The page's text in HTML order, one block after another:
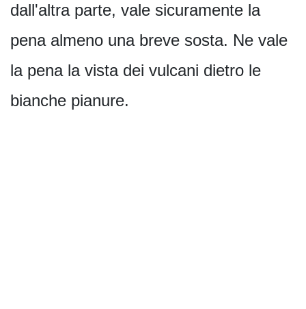
dall'altra parte, vale sicuramente la
pena almeno una breve sosta. Ne vale
la pena la vista dei vulcani dietro le
bianche pianure.